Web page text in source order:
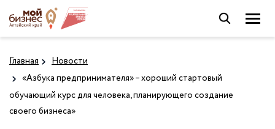
Главная
Новости
«Азбука предпринимателя» – хороший стартовый
обучающий курс для человека, планирующего создание
своего бизнеса»